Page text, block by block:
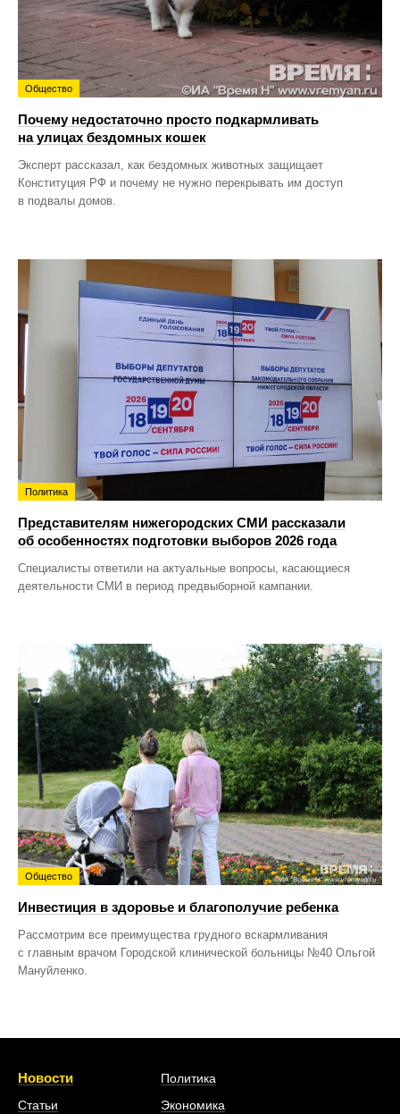
Общество
Почему недостаточно просто подкармливать
на улицах бездомных кошек
Эксперт рассказал, как бездомных животных защищает
Конституция РФ и почему не нужно перекрывать им доступ
в подвалы домов.
Политика
Представителям нижегородских СМИ рассказали
об особенностях подготовки выборов 2026 года
Специалисты ответили на актуальные вопросы, касающиеся
деятельности СМИ в период предвыборной кампании.
Общество
Инвестиция в здоровье и благополучие ребенка
Рассмотрим все преимущества грудного вскармливания
с главным врачом Городской клинической больницы №40 Ольгой
Мануйленко.
Новости
Статьи
Политика
Экономика